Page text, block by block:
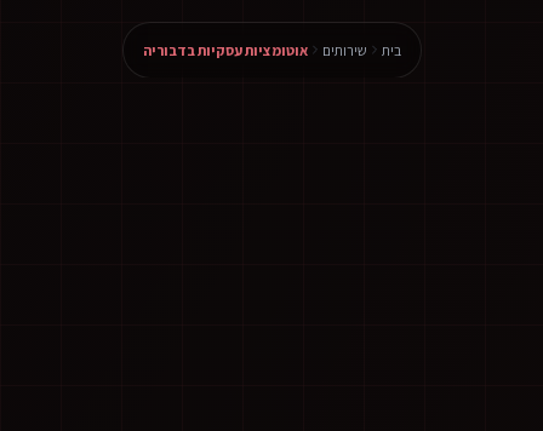
בית שירותים אוטומציות עסקיות בדבוריה